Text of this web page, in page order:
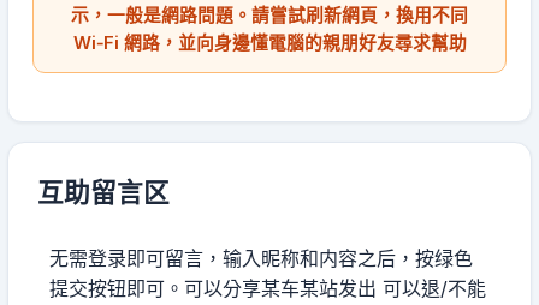
示，一般是網路問題。請嘗試刷新網頁，換用不同
Wi‑Fi 網路，並向身邊懂電腦的親朋好友尋求幫助
互助留言区
无需登录即可留言，输入昵称和内容之后，按绿色
提交按钮即可。可以分享某车某站发出 可以退/不能